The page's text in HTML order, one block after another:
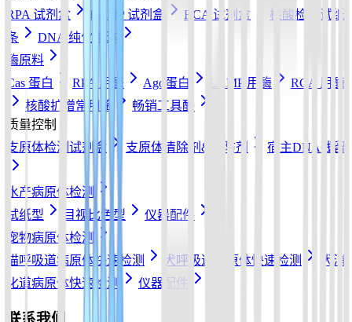
RPA 试剂盒
LAMP 试剂盒 RCA 试剂盒
核酸检测试纸
条
DNA 纯化磁珠
酶原料
Cas 蛋白
RPA 用酶 Ago蛋白 LAMP 用酶
RCA 用酶
核酸扩增常用酶
畅销工具酶
质量控制
支原体检测试剂盒
支原体清除剂&预防剂 宿主DNA残留
水产病原体检测
试纸型
目视比色型
仪器配件
宠物病原体检测
猫呼吸道病原体快速检测
犬呼吸道病原体快速检测
犬消
化道病原体快速检测
仪器配件
联系我们